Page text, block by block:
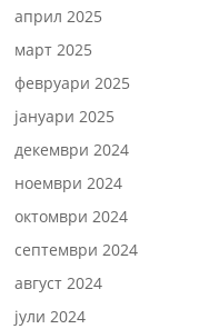
април 2025
март 2025
февруари 2025
јануари 2025
декември 2024
ноември 2024
октомври 2024
септември 2024
август 2024
јули 2024